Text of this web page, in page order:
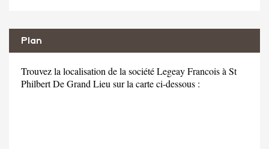
Plan
Trouvez la localisation de la société Legeay Francois à St
Philbert De Grand Lieu sur la carte ci-dessous :